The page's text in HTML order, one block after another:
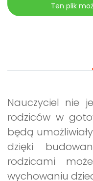
Archiwalne
Promocje
Ten plik
Nauczyciel nie
rodziców w
będą
dzięki
rodzicami
wychowaniu